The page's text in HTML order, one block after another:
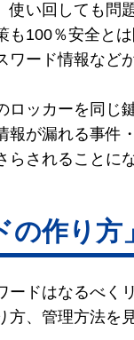
使い回しても問
も100％安全と
ワード情報など
ロッカーを同じ
報が漏れる事件
されることに
の作り方
ードはなるべく
、管理方法を